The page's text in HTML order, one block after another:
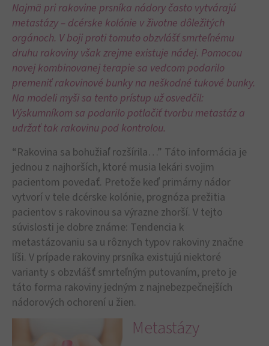
Najmä pri rakovine prsníka nádory často vytvárajú
metastázy – dcérske kolónie v životne dôležitých
orgánoch. V boji proti tomuto obzvlášť smrteľnému
druhu rakoviny však zrejme existuje nádej. Pomocou
novej kombinovanej terapie sa vedcom podarilo
premeniť rakovinové bunky na neškodné tukové bunky.
Na modeli myši sa tento prístup už osvedčil:
Výskumníkom sa podarilo potlačiť tvorbu metastáz a
udržať tak rakovinu pod kontrolou.
“Rakovina sa bohužiaľ rozšírila…” Táto informácia je
jednou z najhorších, ktoré musia lekári svojim
pacientom povedať. Pretože keď primárny nádor
vytvorí v tele dcérske kolónie, prognóza prežitia
pacientov s rakovinou sa výrazne zhorší. V tejto
súvislosti je dobre známe: Tendencia k
metastázovaniu sa u rôznych typov rakoviny značne
líši. V prípade rakoviny prsníka existujú niektoré
varianty s obzvlášť smrteľným putovaním, preto je
táto forma rakoviny jedným z najnebezpečnejších
nádorových ochorení u žien.
Metastázy